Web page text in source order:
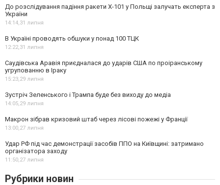
До розслідування падіння ракети Х-101 у Польщі залучать експерта з
України
14:14,31 липня
В Україні проводять обшуки у понад 100 ТЦК
12:22,31 липня
Саудівська Аравія приєдналася до ударів США по проіранському
угрупованню в Іраку
15:23,29 липня
Зустріч Зеленського і Трампа буде без виходу до медіа
14:05,29 липня
Макрон зібрав кризовий штаб через лісові пожежі у Франції
13:00,27 липня
Удар РФ під час демонстрації засобів ППО на Київщині: затримано
організатора заходу
11:50,27 липня
Рубрики новин